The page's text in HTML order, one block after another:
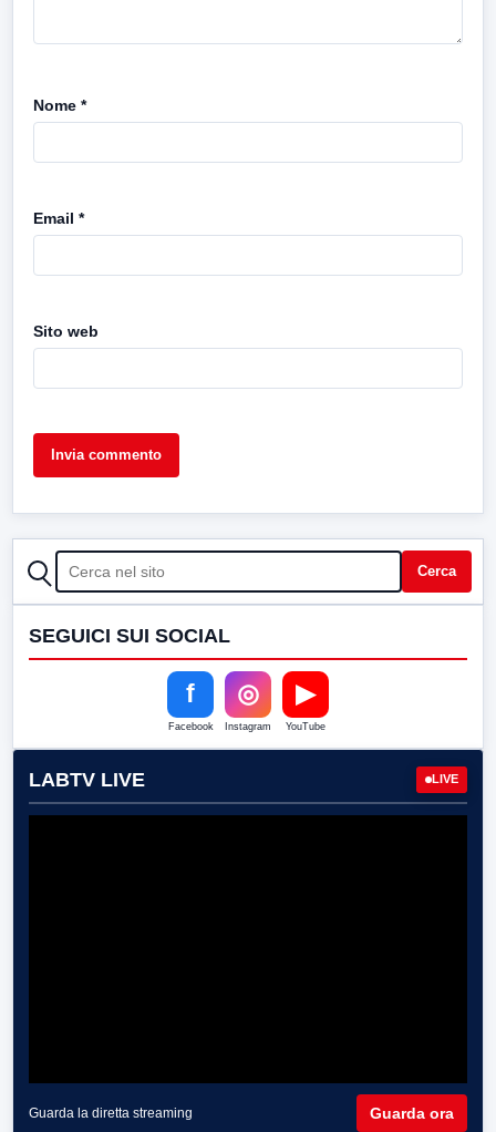
Nome *
Email *
Sito web
CERCA Cerca
SEGUICI SUI SOCIAL
f
Facebook
◎
Instagram
▶
YouTube
LABTV LIVE LIVE
Guarda la diretta streaming Guarda ora